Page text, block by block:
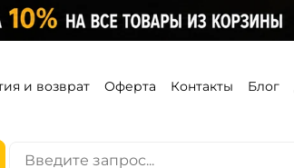
и возврат Оферта Контакты Блог